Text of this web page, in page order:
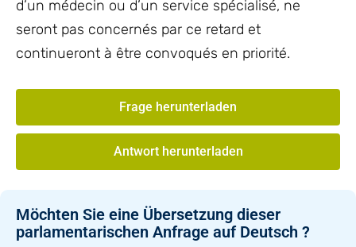
d’un médecin ou d’un service spécialisé, ne
seront pas concernés par ce retard et
continueront à être convoqués en priorité.
Frage herunterladen
Antwort herunterladen
Möchten Sie eine Übersetzung dieser
parlamentarischen Anfrage auf Deutsch ?